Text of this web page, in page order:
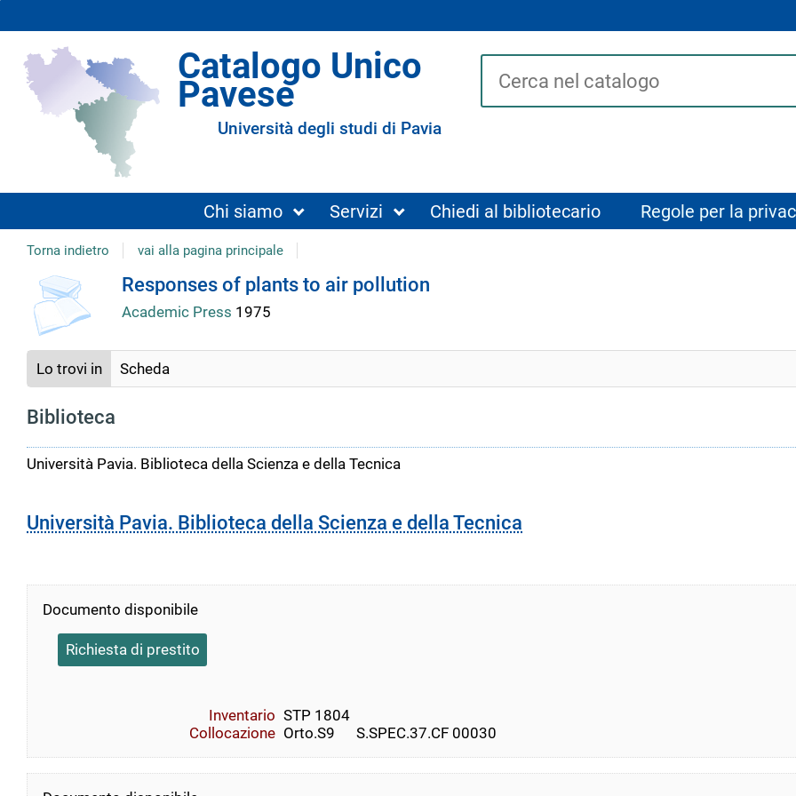
Catalogo Unico
Pavese
Università degli studi di Pavia
Cerca su "Catalogo"
Chi siamo Servizi Chiedi al bibliotecario Regole per la
Torna indietro vai alla pagina principale
Dettaglio
del
documento
Responses of plants to air pollution
Academic Press 1975
Lo trovi in Scheda
Biblioteca
Università Pavia. Biblioteca della Scienza e della Tecnica
Università Pavia. Biblioteca della Scienza e della Tecnica
Documento disponibile
Richiesta di prestito
Inventario STP 1804
Collocazione Orto.S9      S.SPEC.37.CF 00030